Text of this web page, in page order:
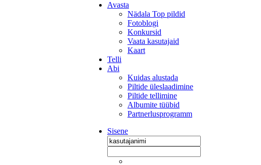
Avasta
Nädala Top pildid
Fotoblogi
Konkursid
Vaata kasutajaid
Kaart
Telli
Abi
Kuidas alustada
Piltide üleslaadimine
Piltide tellimine
Albumite tüübid
Partnerlusprogramm
Sisene